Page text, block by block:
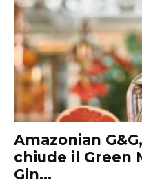
Amazonian
chiude il Green
Gin...